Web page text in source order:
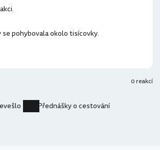
se pohybovala okolo tisícovky.
0 reakcí
Přednášky o cestování